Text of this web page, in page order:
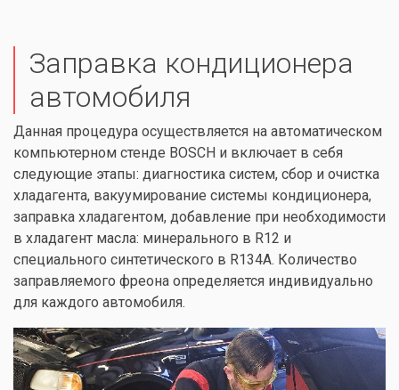
Заправка кондиционера
автомобиля
Данная процедура осуществляется на автоматическом
компьютерном стенде BOSCH и включает в себя
следующие этапы: диагностика систем, сбор и очистка
хладагента, вакуумирование системы кондиционера,
заправка хладагентом, добавление при необходимости
в хладагент масла: минерального в R12 и
специального синтетического в R134A. Количество
заправляемого фреона определяется индивидуально
для каждого автомобиля.